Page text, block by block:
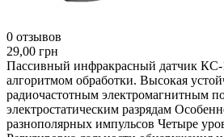
0 отзывов
29,00 грн
Пассивный инфракрасный датчик
алгоритмом обработки. Высокая
радиочастотным электромагнитным
электростатическим разрядам
разнополярных импульсов Четыре